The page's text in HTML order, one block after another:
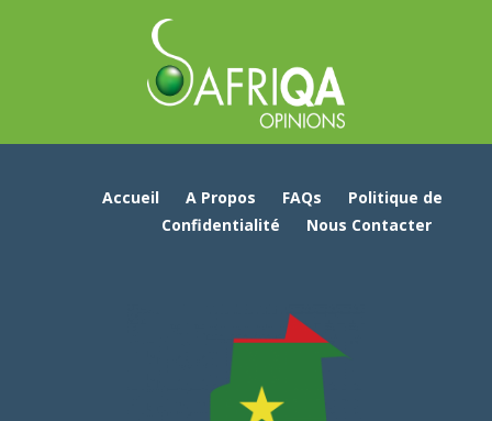
Accueil A Propos FAQs
Politique de
Confidentialité
Nous Contacter